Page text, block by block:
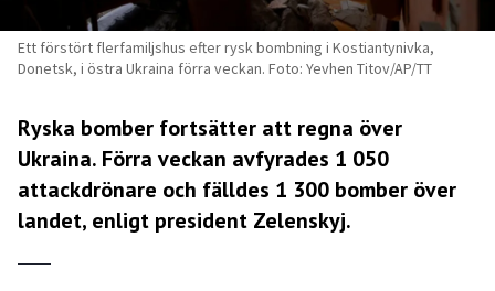
Ett förstört flerfamiljshus efter rysk bombning i Kostiantynivka,
Donetsk, i östra Ukraina förra veckan. Foto: Yevhen Titov/AP/TT
Ryska bomber fortsätter att regna över
Ukraina. Förra veckan avfyrades 1 050
attackdrönare och fälldes 1 300 bomber över
landet, enligt president Zelenskyj.